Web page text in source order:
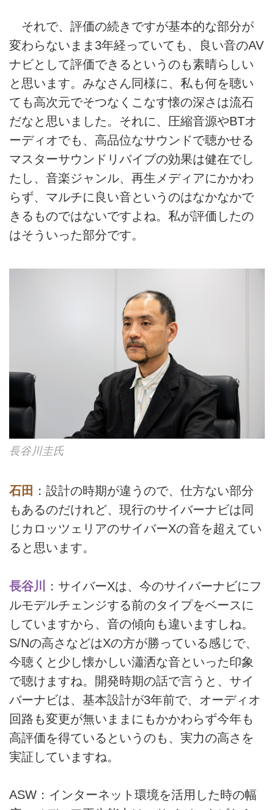
それで、評価の続きですが基本的な部分が
変わらないまま3年経っていても、良い音のAV
ナビとして評価できるというのも素晴らしい
と思います。みなさん同様に、私も何を聴い
ても高次元でそつなくこなす懐の深さは流石
だなと思いました。それに、圧縮音源やBTオ
ーディオでも、高品位なサウンドで聴かせる
マスターサウンドリバイブの効果は健在でし
たし、音楽ジャンル、再生メディアにかかわ
らず、マルチに良い音というのはなかなかで
きるものではないですよね。私が評価したの
はそういった部分です。
長谷川圭氏
石田 ：設計の時期が違うので、仕方ない部分
もあるのだけれど、現行のサイバーナビは同
じカロッツェリアのサイバーXの音を超えてい
ると思います。
長谷川
：サイバーXは、今のサイバーナビにフ
ルモデルチェンジする前のタイプをベースに
していますから、音の傾向も違いますしね。
S/Nの高さなどはXの方が勝っている感じで、
今聴くと少し懐かしい瀟洒な音といった印象
で聴けますね。開発時期の話で言うと、サイ
バーナビは、基本設計が3年前で、オーディオ
回路も変更が無いままにもかかわらず今年も
高評価を得ているというのも、実力の高さを
実証していますね。
ASW：インターネット環境を活用した時の幅